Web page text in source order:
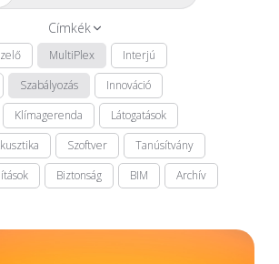
Címkék
MultiPlex
Interjú
Szabályozás
Innováció
Klímagerenda
Látogatások
Szoftver
Tanúsítvány
Biztonság BIM Archív